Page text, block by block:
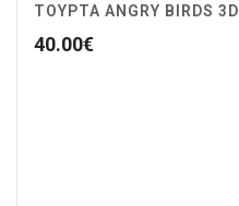
ΤΟΥΡΤΑ ANGRY BIRDS 3D
40.00€